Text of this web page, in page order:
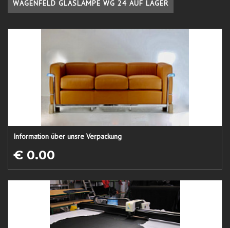
WAGENFELD GLASLAMPE WG 24 AUF LAGER
Information über unsre Verpackung
€ 0.00